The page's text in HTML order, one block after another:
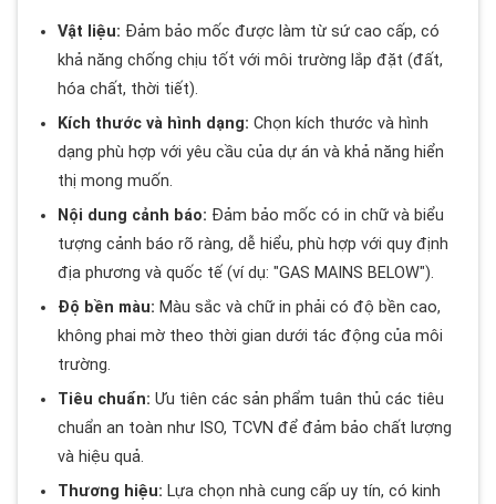
Vật liệu: Đảm bảo mốc được làm từ sứ cao cấp, có
khả năng chống chịu tốt với môi trường lắp đặt (đất,
hóa chất, thời tiết).
Kích thước và hình dạng: Chọn kích thước và hình
dạng phù hợp với yêu cầu của dự án và khả năng hiển
thị mong muốn.
Nội dung cảnh báo: Đảm bảo mốc có in chữ và biểu
tượng cảnh báo rõ ràng, dễ hiểu, phù hợp với quy định
địa phương và quốc tế (ví dụ: "GAS MAINS BELOW").
Độ bền màu: Màu sắc và chữ in phải có độ bền cao,
không phai mờ theo thời gian dưới tác động của môi
trường.
Tiêu chuẩn: Ưu tiên các sản phẩm tuân thủ các tiêu
chuẩn an toàn như ISO, TCVN để đảm bảo chất lượng
và hiệu quả.
Thương hiệu: Lựa chọn nhà cung cấp uy tín, có kinh